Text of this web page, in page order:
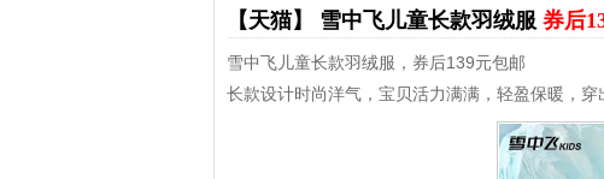
【天猫】 雪中飞儿童长款羽绒服 券后
雪中飞儿童长款羽绒服，券后139元包邮
长款设计时尚洋气，宝贝活力满满，轻盈保暖，穿